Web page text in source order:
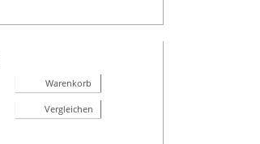
Warenkorb
Vergleichen